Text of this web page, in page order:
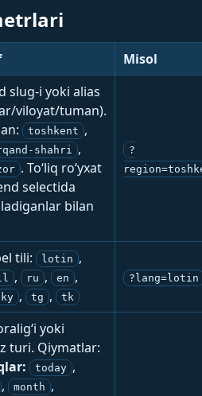
Misol
slug-i yoki alias
viloyat/tuman).
toshkent ,
shahri ,
. To‘liq ro‘yxat
selectida
bilan
?
tili: lotin ,
, ru , en ,
ky , tg , tk
?lang=lotin
yoki
turi. Qiymatlar:
today ,
, month ,